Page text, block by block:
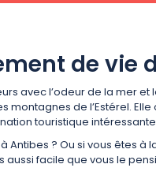
de vie
avec l’odeur de la mer
de l’Estérel.
touristique
? Ou si vous êtes
facile que vous le